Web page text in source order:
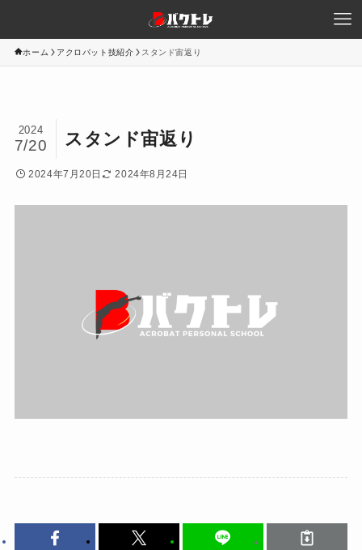
ホーム アクロバット技紹介 スタンド宙返り
スタンド宙返り
2024
7/20
2024年7月20日 2024年8月24日